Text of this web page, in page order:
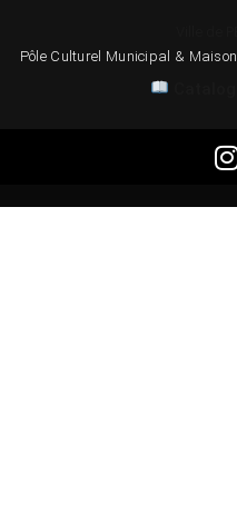
Pôle Culturel Municipal &